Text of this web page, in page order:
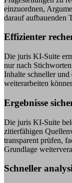
einzuordnen,
darauf aufbauenden
Effizienter
Die juris KI-Suite
nur nach
Inhalte schneller und
weiterarbeiten
Ergebnisse
Die juris KI-Suite
zitierfähigen
transparent prüfen,
Grundlage
Schneller